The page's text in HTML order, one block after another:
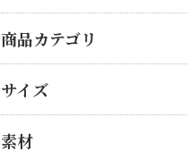
商品カテゴリ
サイズ
素材